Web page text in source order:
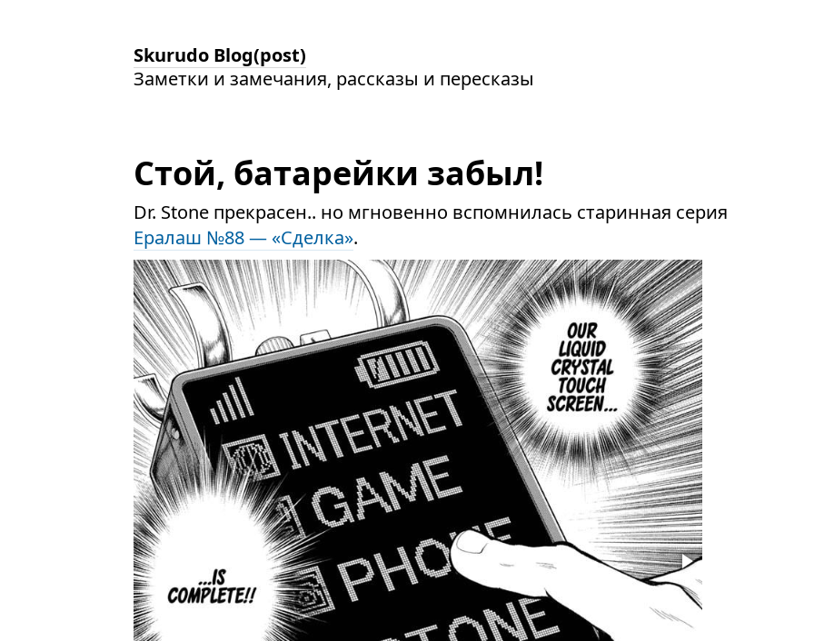
Skurudo Blog(post)
Заметки и замечания, рассказы и пересказы
Стой, батарейки забыл!
Dr. Stone прекрасен.. но мгновенно вспомнилась старинная серия
Ералаш №88 — «Сделка».